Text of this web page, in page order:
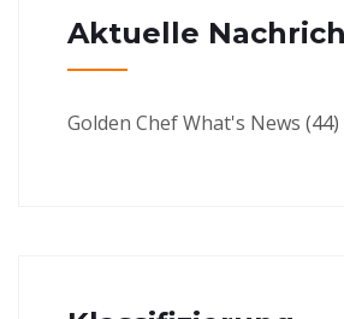
Aktuelle
Golden Chef What's News (44)